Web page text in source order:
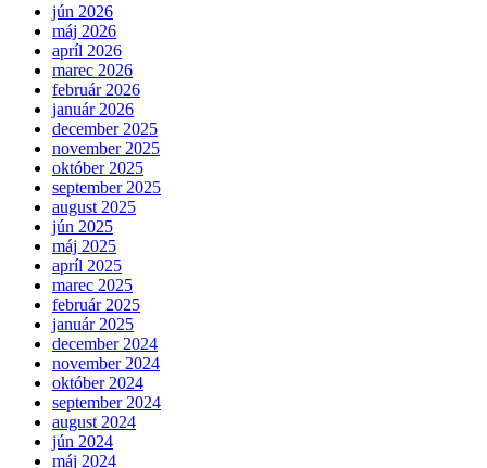
jún 2026
máj 2026
apríl 2026
marec 2026
február 2026
január 2026
december 2025
november 2025
október 2025
september 2025
august 2025
jún 2025
máj 2025
apríl 2025
marec 2025
február 2025
január 2025
december 2024
november 2024
október 2024
september 2024
august 2024
jún 2024
máj 2024